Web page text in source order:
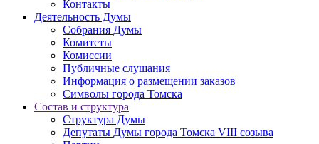
Контакты
Деятельность Думы
Собрания Думы
Комитеты
Комиссии
Публичные слушания
Информация о размещении заказов
Символы города Томска
Состав и структура
Структура Думы
Депутаты Думы города Томска VIII созыва